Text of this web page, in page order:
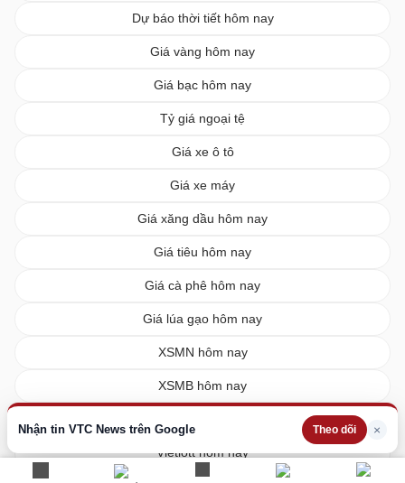
Nhận tin VTC News trên Google Theo dõi ×
Dự báo thời tiết hôm nay
Giá vàng hôm nay
Giá bạc hôm nay
Tỷ giá ngoại tệ
Giá xe ô tô
Giá xe máy
Giá xăng dầu hôm nay
Giá tiêu hôm nay
Giá cà phê hôm nay
Giá lúa gạo hôm nay
XSMN hôm nay
XSMB hôm nay
Vietlott hôm nay